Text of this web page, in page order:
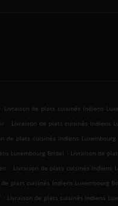
. Livraison de plats cuisinés Indiens
. Livraison de plats cuisinés Indiens
de plats cuisinés Indiens Luxembourg
Luxembourg Bridel . Livraison de
. Livraison de plats cuisinés Indiens
de plats cuisinés Indiens Luxembourg
. Livraison de plats cuisinés Indiens